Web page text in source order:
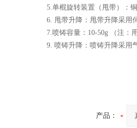
5.单棍旋转装置（甩带）：
6. 甩带升降：甩带升降采用
7.喷铸容量：10-50g （注
9. 喷铸升降：喷铸升降采用
产品：